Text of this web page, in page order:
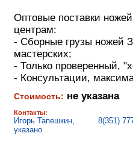
Оптовые поставки
центрам:
- Сборные грузы ножей
мастерских;
- Только проверенный,
- Консультации,
Стоимость: не указана
Контакты:
Игорь Тапешкин,
8(351)
указано